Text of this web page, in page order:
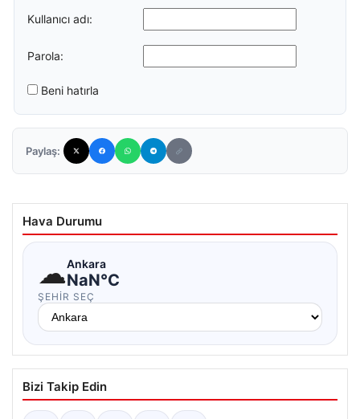
Kullanıcı adı:
Parola:
Beni hatırla
Paylaş:
Hava Durumu
☁Ankara
NaN°C
ŞEHIR SEÇ
Bizi Takip Edin